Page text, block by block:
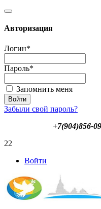
Авторизация
Логин*
Пароль*
Запомнить меня
Забыли свой пароль?
+7(904)856-
22
Войти